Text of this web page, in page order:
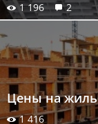
1 196 2
Цены на
1 416